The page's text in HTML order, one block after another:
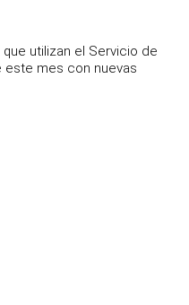
utilizan el Servicio de
este mes con nuevas